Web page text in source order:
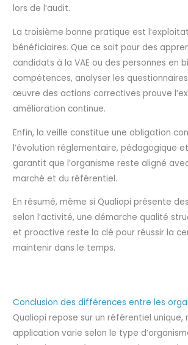
lors de l’audit.
La troisième bonne pratique est
bénéficiaires. Que ce soit pour des
candidats à la VAE ou des personnes en
compétences, analyser les
œuvre des actions correctives prouve
amélioration continue.
Enfin, la veille constitue une obligation
l’évolution réglementaire, pédagogique
garantit que l’organisme reste aligné
marché et du référentiel.
En résumé, même si Qualiopi présente
selon l’activité, une démarche qualité
et proactive reste la clé pour réussir la
maintenir dans le temps.
Conclusion des différences entre les
Qualiopi repose sur un référentiel unique,
application varie selon le type